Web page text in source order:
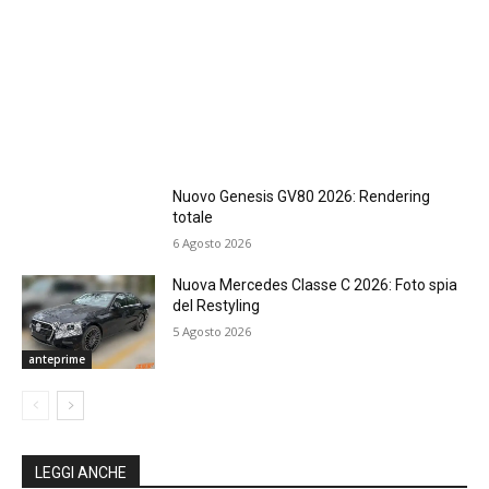
Nuovo Genesis GV80 2026: Rendering
totale
6 Agosto 2026
anteprime
Nuova Mercedes Classe C 2026: Foto spia
del Restyling
5 Agosto 2026
LEGGI ANCHE